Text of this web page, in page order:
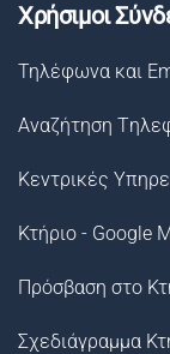
Χρήσιμοι
Τηλέφωνα και
Αναζήτηση
Κεντρικές
Κτήριο - Google
Πρόσβαση στο
Σχεδιάγραμμα